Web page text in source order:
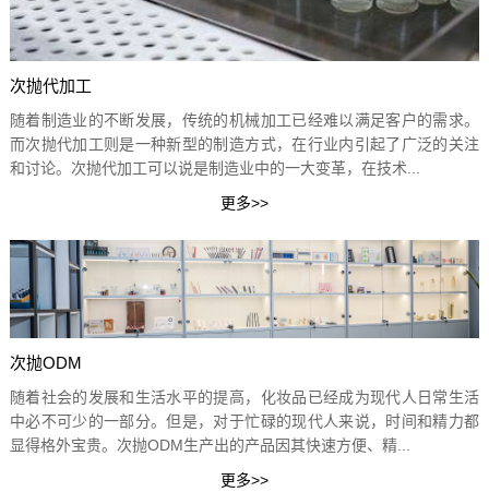
次抛代加工
随着制造业的不断发展，传统的机械加工已经难以满足客户的需求。
而次抛代加工则是一种新型的制造方式，在行业内引起了广泛的关注
和讨论。次抛代加工可以说是制造业中的一大变革，在技术...
次抛ODM
随着社会的发展和生活水平的提高，化妆品已经成为现代人日常生活
中必不可少的一部分。但是，对于忙碌的现代人来说，时间和精力都
显得格外宝贵。次抛ODM生产出的产品因其快速方便、精...